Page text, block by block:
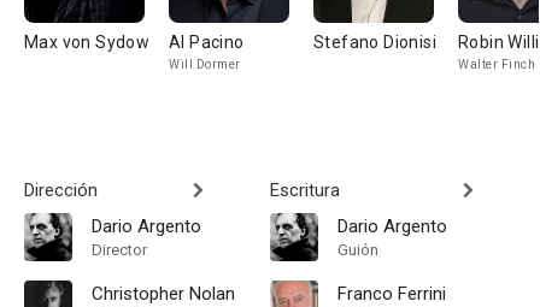
Max von Sydow Al Pacino
Will Dormer
Stefano Dionisi Robin
Walter Finch
Dirección
Dario Argento
Director
Christopher Nolan
Escritura
Dario Argento
Guión
Franco Ferrini